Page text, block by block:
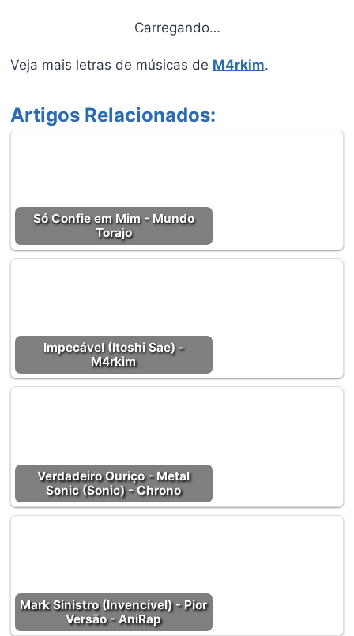
Carregando…
Veja mais letras de músicas de M4rkim.
Artigos Relacionados:
Só Confie em Mim - Mundo
Torajo
Impecável (Itoshi Sae) -
M4rkim
Verdadeiro Ouriço - Metal
Sonic (Sonic) - Chrono
Mark Sinistro (Invencível) - Pior
Versão - AniRap